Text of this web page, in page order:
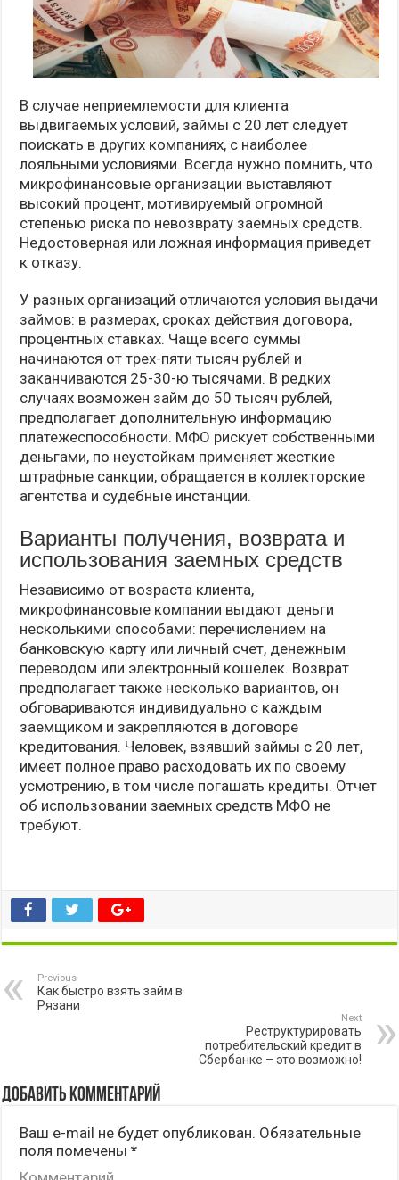
В случае неприемлемости для клиента
выдвигаемых условий, займы с 20 лет следует
поискать в других компаниях, с наиболее
лояльными условиями. Всегда нужно помнить, что
микрофинансовые организации выставляют
высокий процент, мотивируемый огромной
степенью риска по невозврату заемных средств.
Недостоверная или ложная информация приведет
к отказу.
У разных организаций отличаются условия выдачи
займов: в размерах, сроках действия договора,
процентных ставках. Чаще всего суммы
начинаются от трех-пяти тысяч рублей и
заканчиваются 25-30-ю тысячами. В редких
случаях возможен займ до 50 тысяч рублей,
предполагает дополнительную информацию
платежеспособности. МФО рискует собственными
деньгами, по неустойкам применяет жесткие
штрафные санкции, обращается в коллекторские
агентства и судебные инстанции.
Варианты получения, возврата и
использования заемных средств
Независимо от возраста клиента,
микрофинансовые компании выдают деньги
несколькими способами: перечислением на
банковскую карту или личный счет, денежным
переводом или электронный кошелек. Возврат
предполагает также несколько вариантов, он
обговариваются индивидуально с каждым
заемщиком и закрепляются в договоре
кредитования. Человек, взявший займы с 20 лет,
имеет полное право расходовать их по своему
усмотрению, в том числе погашать кредиты. Отчет
об использовании заемных средств МФО не
требуют.
Previous
Как быстро взять займ в
Рязани
Next
Реструктурировать
потребительский кредит в
Сбербанке – это возможно!
Добавить комментарий
Ваш e-mail не будет опубликован. Обязательные
поля помечены*